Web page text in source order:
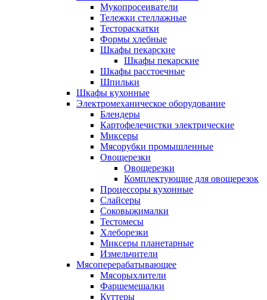
Мукопросеиватели
Тележки стеллажные
Тестораскатки
Формы хлебные
Шкафы пекарские
Шкафы пекарские
Шкафы расстоечные
Шпильки
Шкафы кухонные
Электромеханическое оборудование
Блендеры
Картофелечистки электрические
Миксеры
Мясорубки промышленные
Овощерезки
Овощерезки
Комплектующие для овощерезок
Процессоры кухонные
Слайсеры
Соковыжималки
Тестомесы
Хлеборезки
Миксеры планетарные
Измельчители
Мясоперерабатывающее
Мясорыхлители
Фаршемешалки
Куттеры